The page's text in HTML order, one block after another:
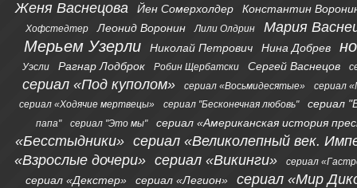
Женя Васнецова Йен Сомерхолдер Константин
Хофстедтер Леонид Воронин Лили Олдрин Мария
Мерьем Узерли Николай Петрович Нина Добрев
Уэсли Рагнар Лодброк Робин Щербатски Сергей Васнецов
сериал «Под куполом» сериал «Восьмидесятые»
сериал
сериал «Ходячие мертвецы»
сериал "Бесконечная любовь" сериал
папа" сериал "Это мы" сериал «Американская история
«Бесстыдники» сериал «Великолепный век.
«Взрослые дочери» сериал «Викинги» сериал
сериал «Декстер» сериал «Легион» сериал «Мир